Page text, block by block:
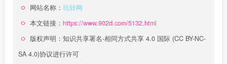
网站名称： 玩转网
本文链接： https://www.902d.com/5132.html
版权声明： 知识共享署名-相同方式共享 4.0 国际 (CC BY-NC-
SA 4.0)协议进行许可